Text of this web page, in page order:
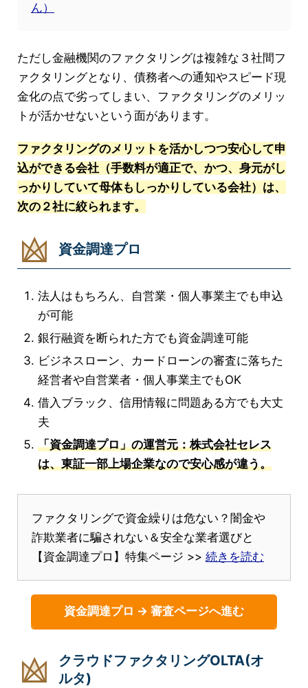
ん）
ただし金融機関のファクタリングは複雑な３社間フ
ァクタリングとなり、債務者への通知やスピード現
金化の点で劣ってしまい、ファクタリングのメリッ
トが活かせないという面があります。
ファクタリングのメリットを活かしつつ安心して申
込ができる会社（手数料が適正で、かつ、身元がし
っかりしていて母体もしっかりしている会社）は、
次の２社に絞られます。
資金調達プロ
法人はもちろん、自営業・個人事業主でも申込
が可能
銀行融資を断られた方でも資金調達可能
ビジネスローン、カードローンの審査に落ちた
経営者や自営業者・個人事業主でもOK
借入ブラック、信用情報に問題ある方でも大丈
夫
「資金調達プロ」の運営元：株式会社セレス
は、東証一部上場企業なので安心感が違う。
ファクタリングで資金繰りは危ない？闇金や
詐欺業者に騙されない＆安全な業者選びと
【資金調達プロ】特集ページ >> 続きを読む
資金調達プロ → 審査ページへ進む
クラウドファクタリングOLTA(オ
ルタ)